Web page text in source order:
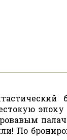
По